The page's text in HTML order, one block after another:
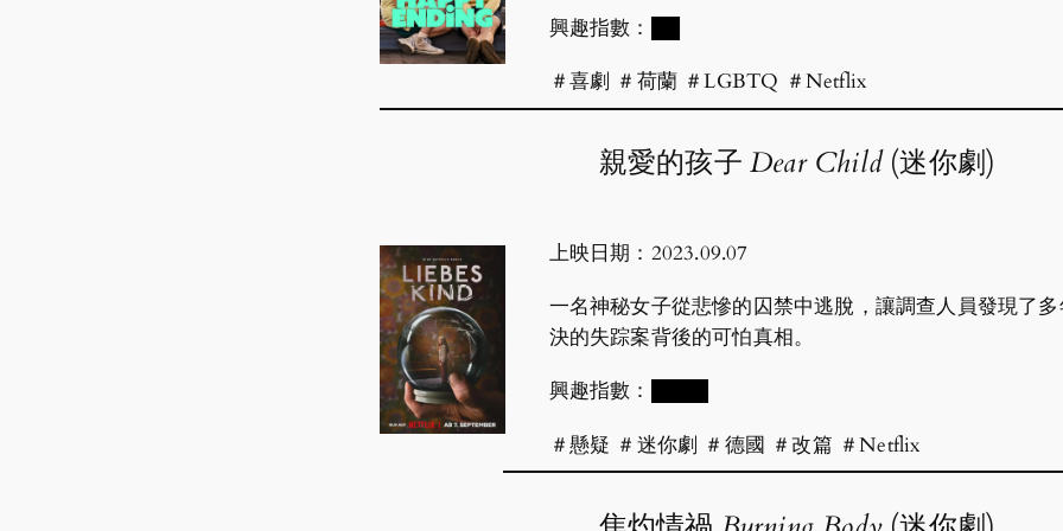
興趣指數：
＃喜劇 ＃荷蘭 ＃LGBTQ ＃Netflix
親愛的孩子 Dear Child(迷你劇)
上映日期：2023.09.07
一名神秘女子從悲慘的囚禁中逃脫，讓調查人員發現了
決的失踪案背後的可怕真相。
興趣指數：
＃懸疑 ＃迷你劇 ＃德國 ＃改篇 ＃Netflix